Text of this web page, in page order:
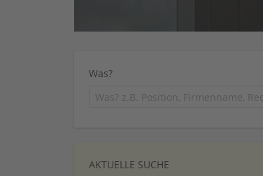
Was?
AKTUELLE SUCHE